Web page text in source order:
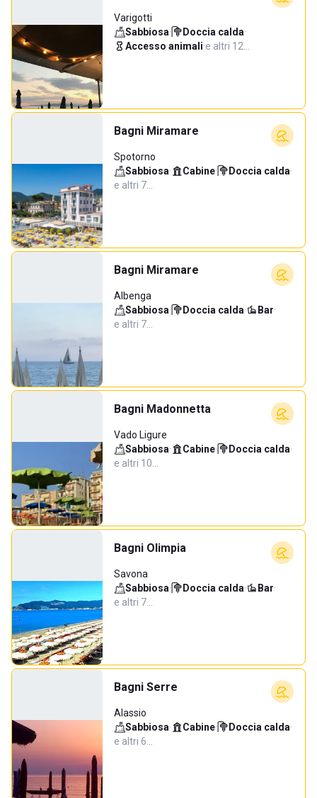
Varigotti
Sabbiosa· Doccia calda·
Accesso animali·e altri 12…
Bagni Miramare
Spotorno
Sabbiosa· Cabine· Doccia calda·
e altri 7…
Bagni Miramare
Albenga
Sabbiosa· Doccia calda· Bar·
e altri 7…
Bagni Madonnetta
Vado Ligure
Sabbiosa· Cabine· Doccia calda·
e altri 10…
Bagni Olimpia
Savona
Sabbiosa· Doccia calda· Bar·
e altri 7…
Bagni Serre
Alassio
Sabbiosa· Cabine· Doccia calda·
e altri 6…